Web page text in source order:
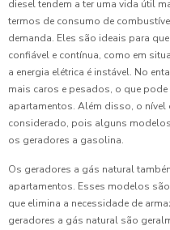
diesel tendem a ter uma vida útil
termos de consumo de
demanda. Eles são ideais para
confiável e contínua, como em
a energia elétrica é instável. No
mais caros e pesados, o que
apartamentos. Além disso, o
considerado, pois alguns
os geradores a gasolina.
Os geradores a gás natural
apartamentos. Esses modelos
que elimina a necessidade de
geradores a gás natural são